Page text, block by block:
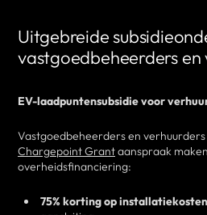
Uitgebreide
vastgoedbeheerders en
EV-laadpuntensubsidie voor
Vastgoedbeheerders en verhuurders
Chargepoint Grantaanspraak
overheidsfinanciering:
75% korting op installatiekosten